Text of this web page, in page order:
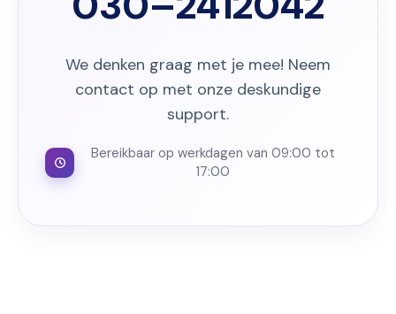
We denken graag met je mee! Neem
contact op met onze deskundige
support.
Bereikbaar op werkdagen van 09:00 tot
17:00